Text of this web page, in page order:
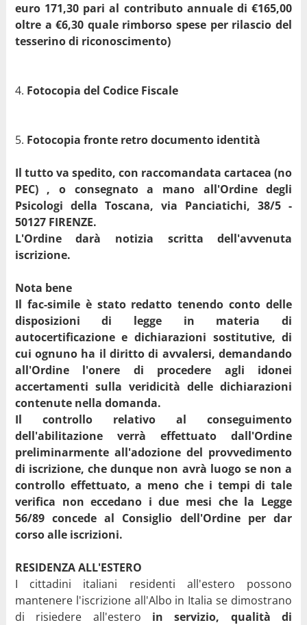
euro 171,30 pari al contributo annuale di €165,00
oltre a €6,30 quale rimborso spese per rilascio del
tesserino di riconoscimento)
Fotocopia del Codice Fiscale
Fotocopia fronte retro documento identità
Il tutto va spedito, con raccomandata cartacea (no
PEC) , o consegnato a mano all'Ordine degli
Psicologi della Toscana, via Panciatichi, 38/5 -
50127 FIRENZE.
L'Ordine darà notizia scritta dell'avvenuta
iscrizione.
Nota bene
Il fac-simile è stato redatto tenendo conto delle
disposizioni di legge in materia di
autocertificazione e dichiarazioni sostitutive, di
cui ognuno ha il diritto di avvalersi, demandando
all'Ordine l'onere di procedere agli idonei
accertamenti sulla veridicità delle dichiarazioni
contenute nella domanda.
Il controllo relativo al conseguimento
dell'abilitazione verrà effettuato dall'Ordine
preliminarmente all'adozione del provvedimento
di iscrizione, che dunque non avrà luogo se non a
controllo effettuato, a meno che i tempi di tale
verifica non eccedano i due mesi che la Legge
56/89 concede al Consiglio dell'Ordine per dar
corso alle iscrizioni.
RESIDENZA ALL'ESTERO
I cittadini italiani residenti all'estero possono
mantenere l'iscrizione all'Albo in Italia se dimostrano
di risiedere all'estero in servizio,
qualità di